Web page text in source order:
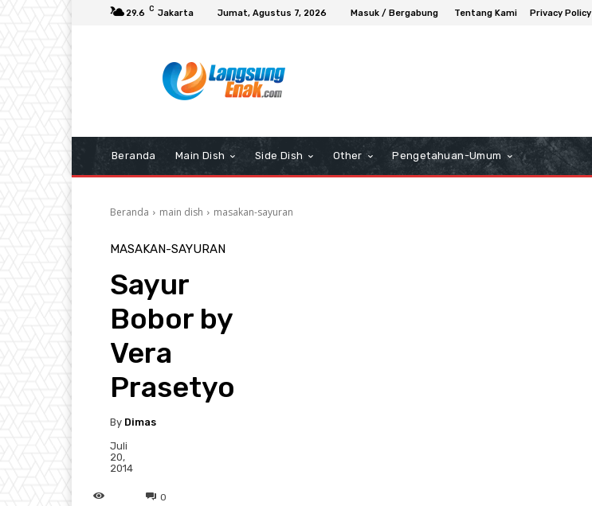
29.6 C Jakarta Jumat, Agustus 7, 2026 Masuk / Bergabung Tentang Kami Privacy Policy
Beranda Main Dish Side Dish Other Pengetahuan-Umum
Beranda main dish masakan-sayuran
MASAKAN-SAYURAN
Sayur
Bobor by
Vera
Prasetyo
By Dimas
Juli
20,
2014
0